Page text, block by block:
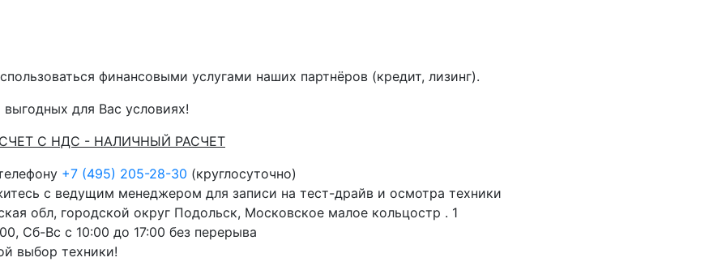
финансовыми услугами наших партнёров (кредит, лизинг).
для Вас условиях!
С НДС - НАЛИЧНЫЙ РАСЧЕТ
+7 (495) 205-28-30 (круглосуточно)
с ведущим менеджером для записи на тест-драйв и осмотра техники
обл, городской округ Подольск, Московское малое кольцостр . 1
Сб-Вс с 10:00 до 17:00 без перерыва
выбор техники!